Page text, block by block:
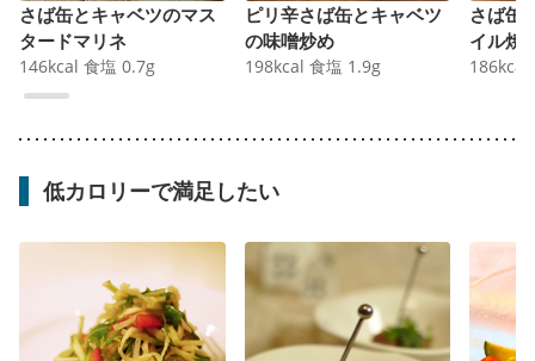
さば缶とキャベツのマス
タードマリネ
146kcal 食塩 0.7g
ピリ辛さば缶とキャベツ
の味噌炒め
198kcal 食塩 1.9g
さば缶
イル焼
186kcal
低カロリーで満足したい